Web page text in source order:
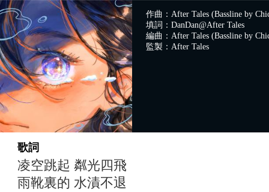
作曲：After Tales (Bassline by
填詞：DanDan@After Tales
編曲：After Tales (Bassline by
監製：After Tales
歌詞
凌空跳起 粼光四飛
雨靴裏的 水漬不退